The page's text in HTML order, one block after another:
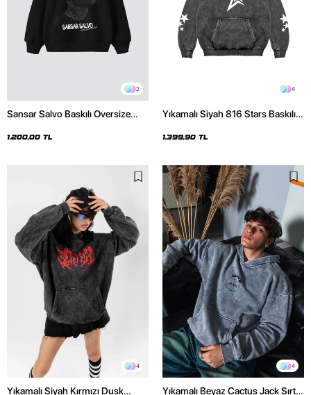
2
Sansar Salvo Baskılı Oversize
1.200,00 TL
4
Yıkamalı Siyah 816 Stars Baskılı
1.399,90 TL
4
Yıkamalı Siyah Kırmızı Dusk
4
Yıkamalı Beyaz Cactus Jack Sırt